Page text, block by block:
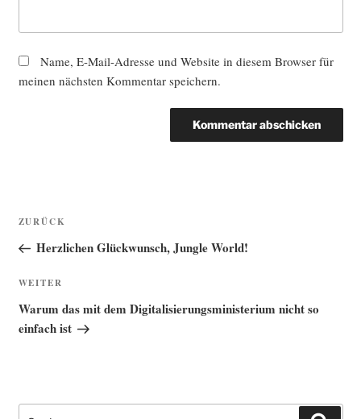
Name, E-Mail-Adresse und Website in diesem Browser für
meinen nächsten Kommentar speichern.
Beitragsnavigation
Vorheriger
Beitrag
ZURÜCK
Herzlichen Glückwunsch, Jungle World!
Nächster
Beitrag
WEITER
Warum das mit dem Digitalisierungsministerium nicht so
einfach ist